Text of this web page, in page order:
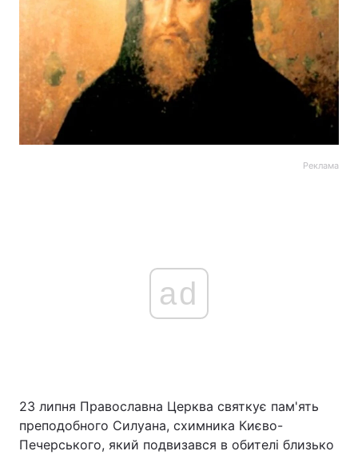
Реклама
ad
23 липня Православна Церква святкує пам'ять
преподобного Силуана, схимника Києво-
Печерського, який подвизався в обителі близько